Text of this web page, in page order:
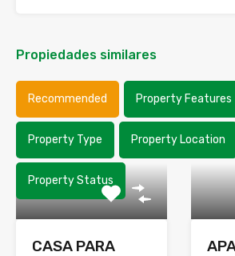
Propiedades similares
Recommended Property Features
Property Type Property Location
Property Status
CASA PARA